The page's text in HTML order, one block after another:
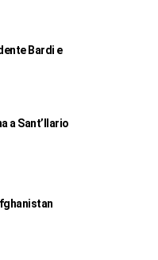
Bardi e
a Sant’Ilario